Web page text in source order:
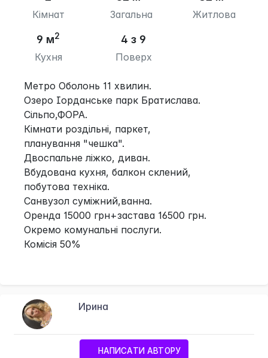
Кімнат Загальна Житлова
9 м2
Кухня
4 з 9
Поверх
Метро Оболонь 11 хвилин.
Озеро Іорданське парк Братислава.
Сільпо,ФОРА.
Кімнати роздільні, паркет,
планування "чешка".
Двоспальне ліжко, диван.
Вбудована кухня, балкон склений,
побутова техніка.
Санвузол суміжний,ванна.
Оренда 15000 грн+застава 16500 грн.
Окремо комунальні послуги.
Комісія 50%
Ирина
НАПИСАТИ АВТОРУ